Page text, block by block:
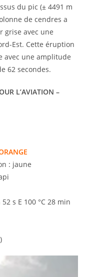
du pic (± 4491 m
de cendres a
grise avec une
Est. Cette éruption
avec une amplitude
62 secondes.
L’AVIATION –
: jaune
s E 100 °C 28 min